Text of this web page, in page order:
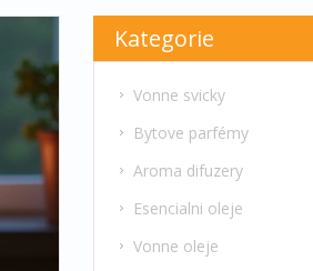
Kategorie
Vonne svicky
Bytove parfémy
Aroma difuzery
Esencialni oleje
Vonne oleje